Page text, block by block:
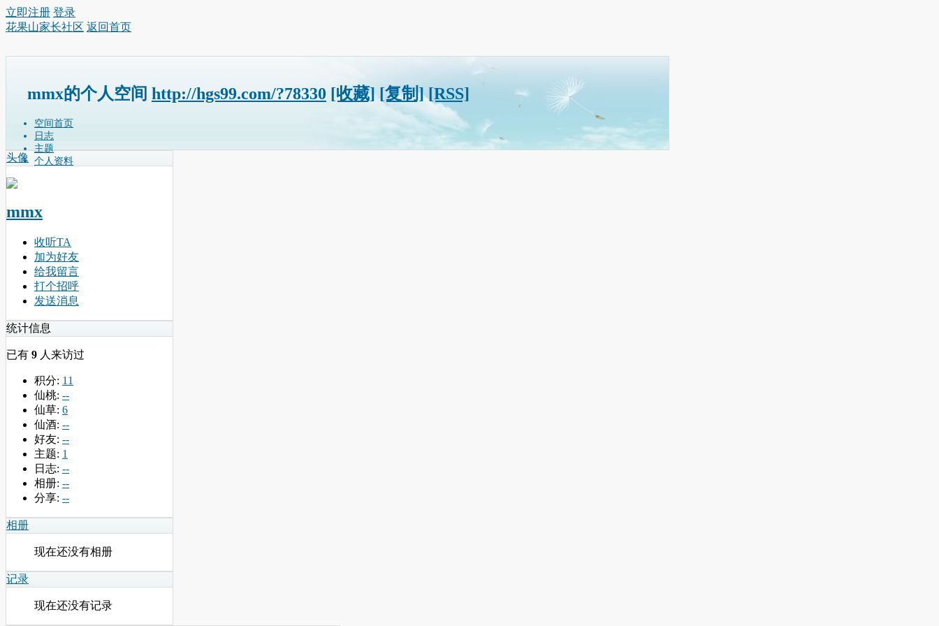
立即注册 登录
花果山家长社区 返回首页
mmx的个人空间 http://hgs99.com/?78330 [收藏] [复制] [RSS]
空间首页
日志
主题
个人资料
头像
mmx
收听TA
加为好友
给我留言
打个招呼
发送消息
统计信息
已有 9 人来访过
积分: 11
仙桃: --
仙草: 6
仙酒: --
好友: --
主题: 1
日志: --
相册: --
分享: --
相册
现在还没有相册
记录
现在还没有记录